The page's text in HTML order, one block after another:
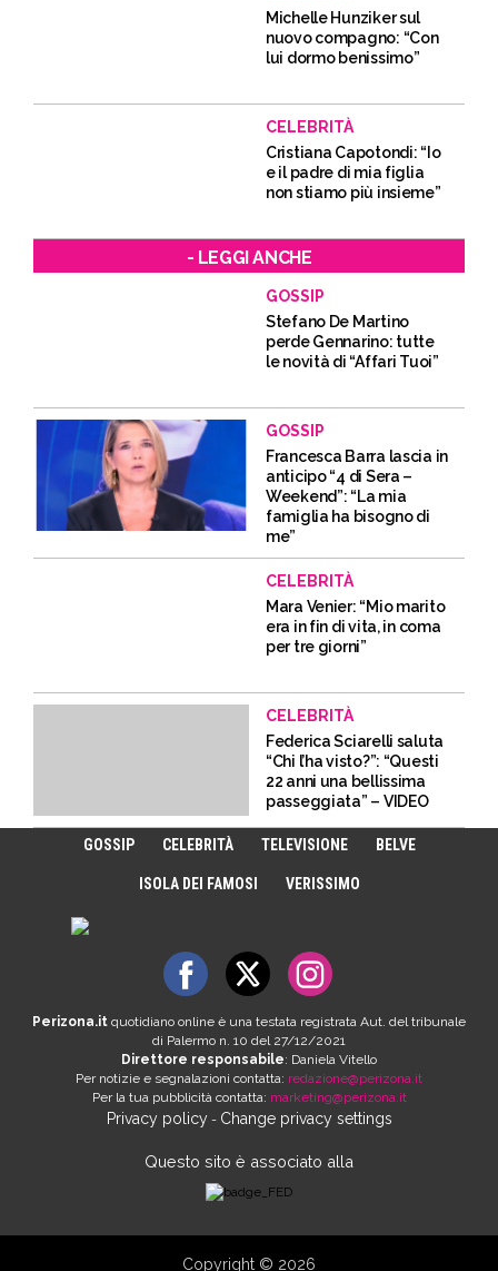
Michelle Hunziker sul
nuovo compagno: “Con
lui dormo benissimo”
CELEBRITÀ
Cristiana Capotondi: “Io
e il padre di mia figlia
non stiamo più insieme”
- LEGGI ANCHE
GOSSIP
Stefano De Martino
perde Gennarino: tutte
le novità di “Affari Tuoi”
GOSSIP
Francesca Barra lascia in
anticipo “4 di Sera –
Weekend”: “La mia
famiglia ha bisogno di
me”
CELEBRITÀ
Mara Venier: “Mio marito
era in fin di vita, in coma
per tre giorni”
CELEBRITÀ
Federica Sciarelli saluta
“Chi l’ha visto?”: “Questi
22 anni una bellissima
passeggiata” – VIDEO
GOSSIP CELEBRITÀ TELEVISIONE BELVE
ISOLA DEI FAMOSI VERISSIMO
Perizona.it quotidiano online è una testata registrata Aut. del tribunale
di Palermo n. 10 del 27/12/2021
Direttore responsabile: Daniela Vitello
Per notizie e segnalazioni contatta: redazione@perizona.it
Per la tua pubblicità contatta: marketing@perizona.it
Privacy policy- Change privacy settings
Questo sito è associato alla
Copyright © 2026